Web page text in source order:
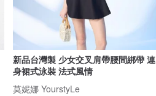
新品台灣製 少女交叉肩帶腰間綁帶 連
身裙式泳裝 法式風情
莫妮娜 YourstyLe